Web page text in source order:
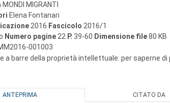
MONDI MIGRANTI
Elena Fontanari
2016 Fascicolo 2016/1
Numero pagine 22 P. 39-60 Dimensione file80 KB
001003
a barre della proprietà intellettuale: per saperne di
ANTEPRIMA CITATO DA